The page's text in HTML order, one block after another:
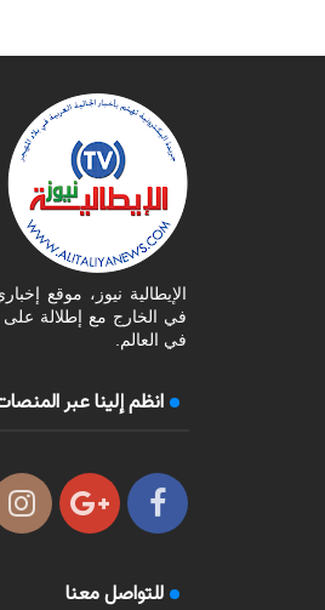
الإيطالية نيوز، موقع
في الخارج مع إطلالة على
في العالم.
انظم إلينا عبر
للتواصل معنا